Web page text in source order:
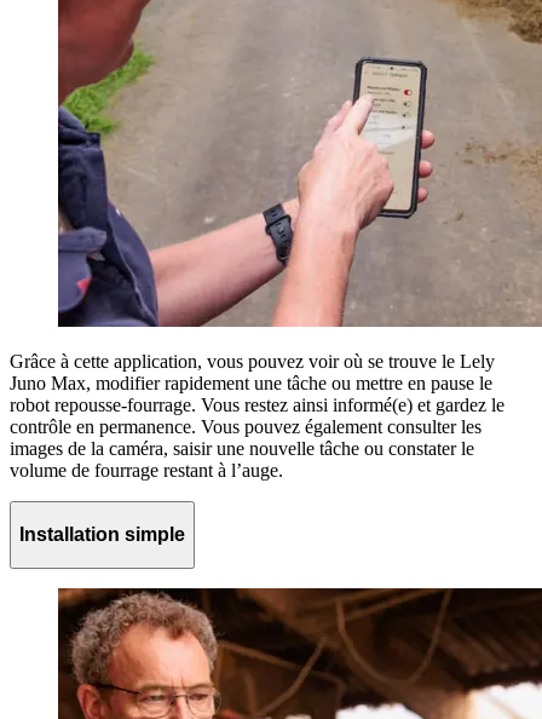
Grâce à cette application, vous pouvez voir où se trouve le Lely
Juno Max, modifier rapidement une tâche ou mettre en pause le
robot repousse-fourrage. Vous restez ainsi informé(e) et gardez le
contrôle en permanence. Vous pouvez également consulter les
images de la caméra, saisir une nouvelle tâche ou constater le
volume de fourrage restant à l’auge.
Installation simple